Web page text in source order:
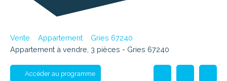
Vente Appartement
Gries 67240
Appartement à vendre, 3 pièces - Gries 67240
Accéder au programme